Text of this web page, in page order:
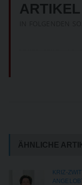
ARTIKEL
ÄHNLICHE
KRIZ-